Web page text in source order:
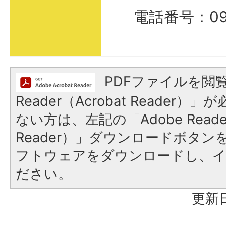
電話番号：
PDFファイルを閲
Reader（Acrobat Reader）」が
ない方は、左記の「Adobe
Reader）」ダウンロードボタン
フトウェアをダウンロードし、
ださい。
更新